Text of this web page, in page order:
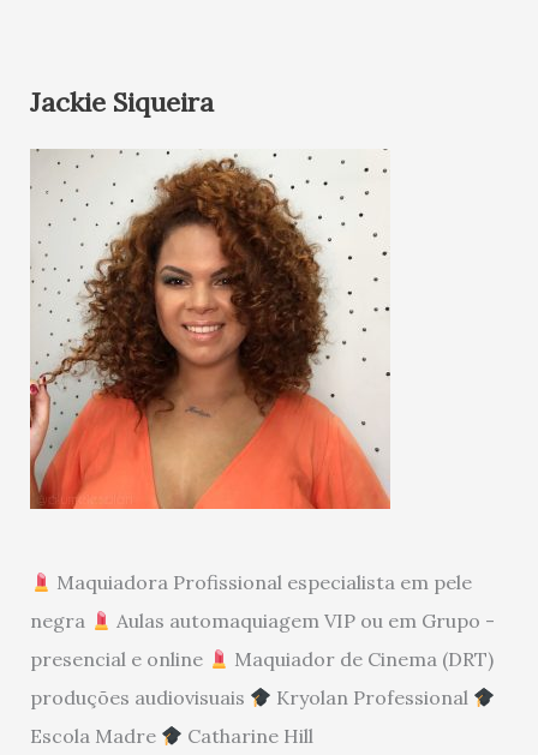
Jackie Siqueira
Maquiadora Profissional especialista em pele
negra
Aulas automaquiagem VIP ou em Grupo -
presencial e online
Maquiador de Cinema (DRT)
produções audiovisuais
Kryolan Professional
Escola Madre
Catharine Hill